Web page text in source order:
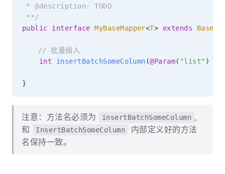
* @description: TODO
**/
public
interface MyBaseMapper<T> extends
// 批量插入
int
insertBatchSomeColumn (@Param( "list" )
}
注意：方法名必须为 insertBatchSomeColumn ,
和
InsertBatchSomeColumn
内部定义好的方法
名保持一致。